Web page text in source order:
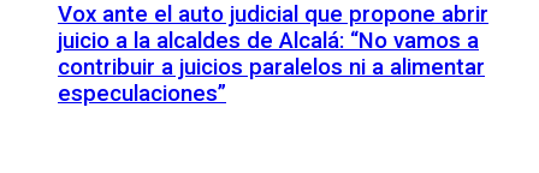
Vox ante el auto judicial que propone abrir
juicio a la alcaldes de Alcalá: “No vamos a
contribuir a juicios paralelos ni a alimentar
especulaciones”